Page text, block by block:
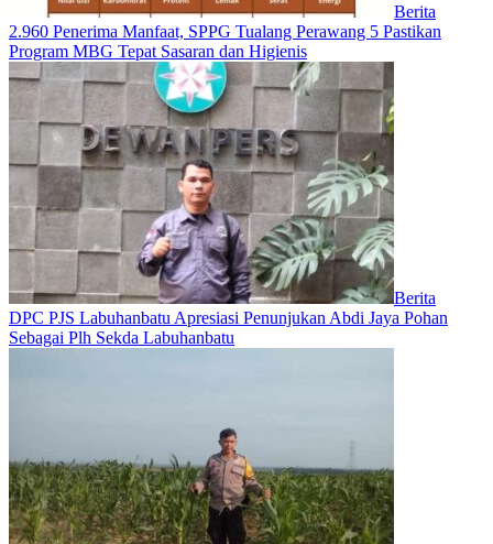
Berita
2.960 Penerima Manfaat, SPPG Tualang Perawang 5 Pastikan
Program MBG Tepat Sasaran dan Higienis
Berita
DPC PJS Labuhanbatu Apresiasi Penunjukan Abdi Jaya Pohan
Sebagai Plh Sekda Labuhanbatu